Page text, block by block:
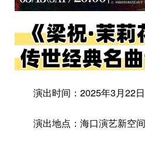
演出时间：2025年3月22日
演出地点：海口演艺新空间